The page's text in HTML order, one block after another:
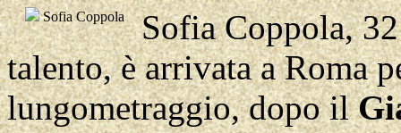
Sofia Coppola
Sofia Coppola,
talento, è arrivata a Roma
lungometraggio, dopo il